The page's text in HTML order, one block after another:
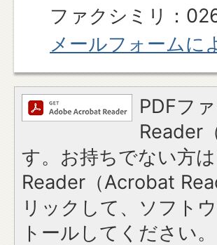
ファクシミリ：
メールフォームに
PDFフ
Reader
す。お持ちでない方
Reader（Acrobat
リックして、ソフト
トールしてください。